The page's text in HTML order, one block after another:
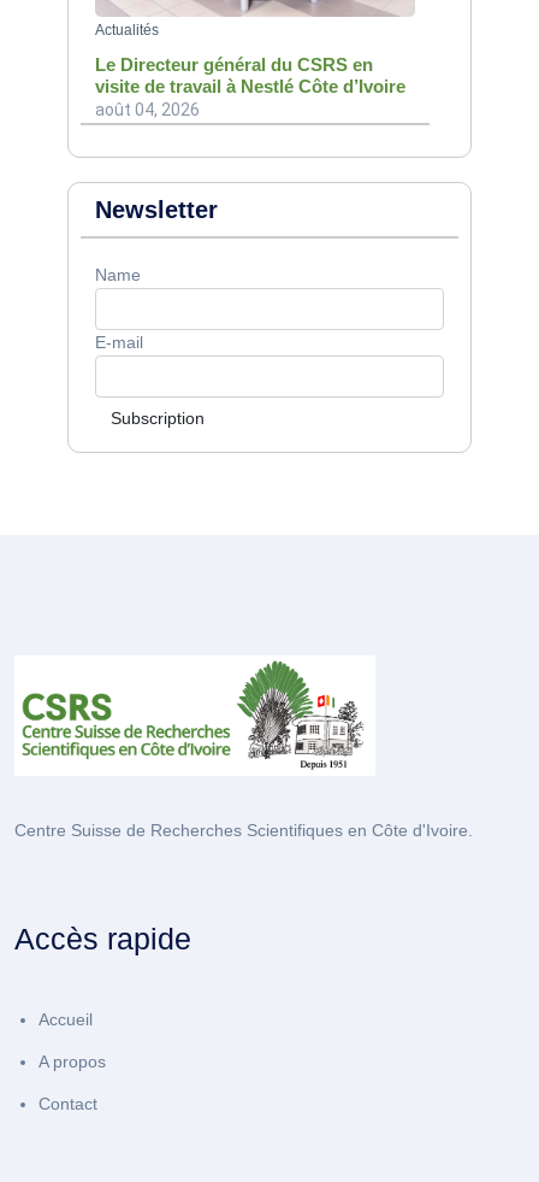
Actualités
Le Directeur général du CSRS en
visite de travail à Nestlé Côte d’Ivoire
août 04, 2026
Newsletter
Name
E-mail
Subscription
Centre Suisse de Recherches Scientifiques en Côte d'Ivoire.
Accès rapide
Accueil
A propos
Contact